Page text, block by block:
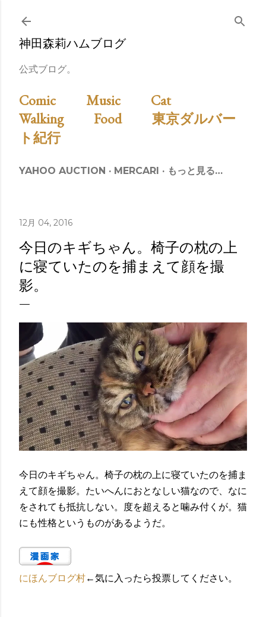
スキップしてメイン コンテンツに移動
神田森莉ハムブログ
公式ブログ。
Comic Music
Cat
Walking
Food
東京ダルバー
ト紀行
YAHOO AUCTION MERCARI もっと見る…
12月 04, 2016
今日のキギちゃん。椅子の枕の上
に寝ていたのを捕まえて顔を撮
影。
今日のキギちゃん。椅子の枕の上に寝ていたのを捕ま
えて顔を撮影。たいへんにおとなしい猫なので、なに
をされても抵抗しない。度を超えると噛み付くが。猫
にも性格というものがあるようだ。
にほんブログ村←気に入ったら投票してください。